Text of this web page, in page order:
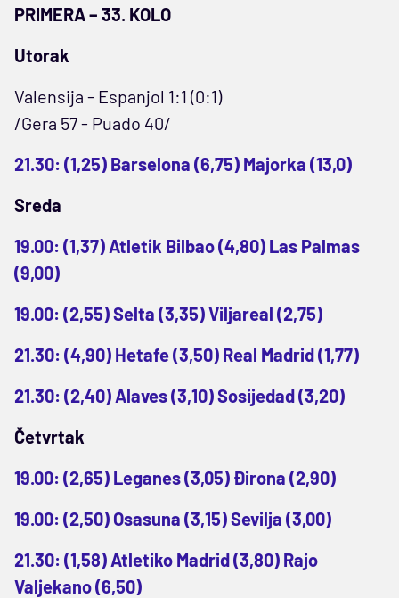
PRIMERA – 33. KOLO
Utorak
Valensija - Espanjol 1:1 (0:1)
/Gera 57 - Puado 40/
21.30: (1,25) Barselona (6,75) Majorka (13,0)
Sreda
19.00: (1,37) Atletik Bilbao (4,80) Las Palmas
(9,00)
19.00: (2,55) Selta (3,35) Viljareal (2,75)
21.30: (4,90) Hetafe (3,50) Real Madrid (1,77)
21.30: (2,40) Alaves (3,10) Sosijedad (3,20)
Četvrtak
19.00: (2,65) Leganes (3,05) Đirona (2,90)
19.00: (2,50) Osasuna (3,15) Sevilja (3,00)
21.30: (1,58) Atletiko Madrid (3,80) Rajo
Valjekano (6,50)